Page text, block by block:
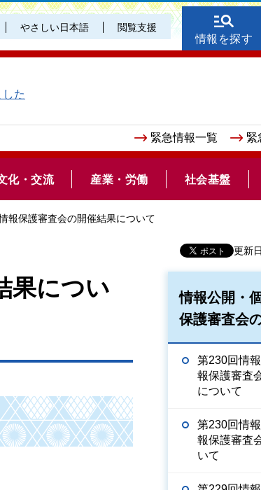
やさしい日本語 閲覧支援
情報を探す
た
緊急情報一覧 緊
化・交流 産業・労働 社会基盤
報保護審査会の開催結果について
更新
果につい
情報公開・
保護審査会
第230回情
報保護審査
について
第230回情
報保護審査
いて